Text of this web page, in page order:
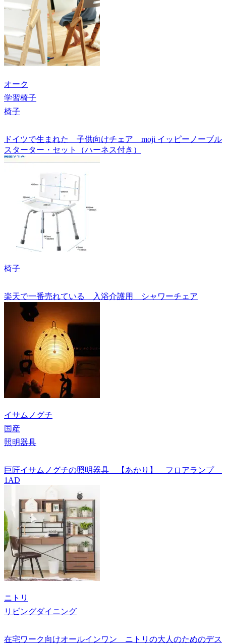
オーク
学習椅子
椅子
ドイツで生まれた 子供向けチェア moji イッピーノーブル
スターター・セット（ハーネス付き）
椅子
楽天で一番売れている 入浴介護用 シャワーチェア
イサムノグチ
国産
照明器具
巨匠イサムノグチの照明器具 【あかり】 フロアランプ
1AD
ニトリ
リビングダイニング
在宅ワーク向けオールインワン ニトリの大人のためのデス